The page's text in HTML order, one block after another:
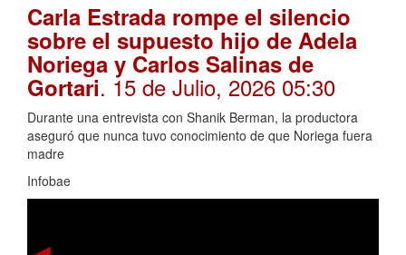
Carla Estrada rompe el silencio
sobre el supuesto hijo de Adela
Noriega y Carlos Salinas de
Gortari. 15 de Julio, 2026 05:30
Durante una entrevista con Shanik Berman, la productora
aseguró que nunca tuvo conocimiento de que Noriega fuera
madre
Infobae